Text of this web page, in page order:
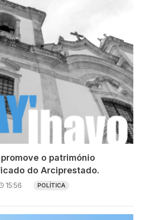
o património
do Arciprestado.
15:56 POLÍTICA